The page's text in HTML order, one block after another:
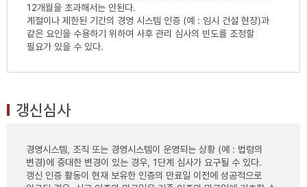
12개월을 초과해서는 안된다.
계절이나 제한된 기간의 경영 시스템 인증 (예 : 임시 건설 현장)과
같은 요인을 수용하기 위하여 사후 관리 심사의 빈도를 조정할
필요가 있을 수 있다.
갱신심사
경영시스템, 조직 또는 경영시스템이 운영되는 상황 (예 : 법령의
변경)에 중대한 변경이 있는 경우, 1단계 심사가 요구될 수 있다.
갱신 인증 활동이 현재 보유한 인증의 만료일 이전에 성공적으로